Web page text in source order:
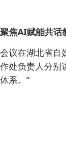
聚焦AI赋能共话
会议在湖北省自
作处负责人分别
体系。”